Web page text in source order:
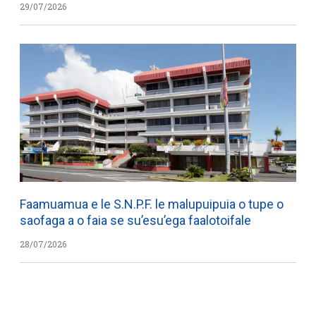
29/07/2026
Faamuamua e le S.N.P.F. le malupuipuia o tupe o
saofaga a o faia se su’esu’ega faalotoifale
28/07/2026